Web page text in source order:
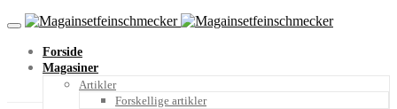
Forside
Magasiner
Artikler
Forskellige artikler